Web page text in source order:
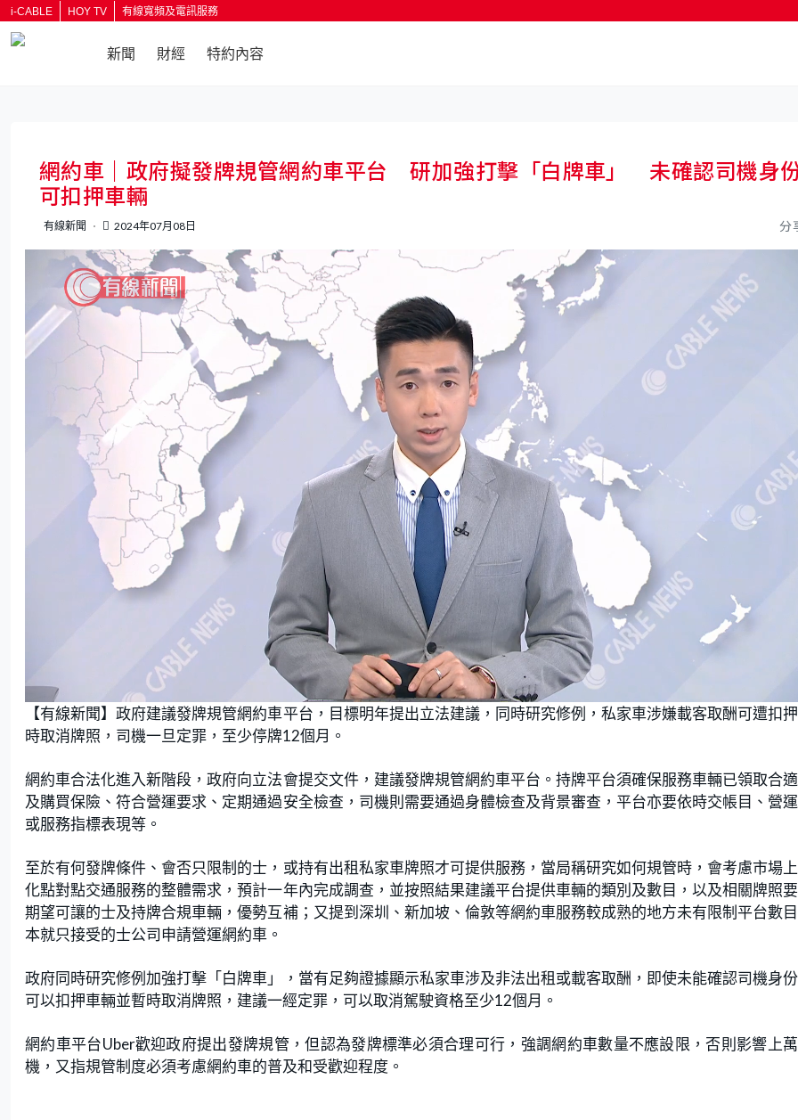
i-CABLE HOY TV 有線寬頻及電訊服務
新聞 財經 特約內容
網約車｜政府擬發牌規管網約車平台 研加強打擊「白牌車」 未確認司機身
可扣押車輛
有線新聞 2024年07月08日 分
n
m
u
t
e
a
d
d
:
.
5
1
%
【有線新聞】政府建議發牌規管網約車平台，目標明年提出立法建議，同時研究修例，私家車涉嫌載客取酬可遭扣
時取消牌照，司機一旦定罪，至少停牌12個月。
網約車合法化進入新階段，政府向立法會提交文件，建議發牌規管網約車平台。持牌平台須確保服務車輛已領取合
及購買保險、符合營運要求、定期通過安全檢查，司機則需要通過身體檢查及背景審查，平台亦要依時交帳目、營
或服務指標表現等。
至於有何發牌條件、會否只限制的士，或持有出租私家車牌照才可提供服務，當局稱研究如何規管時，會考慮市場
化點對點交通服務的整體需求，預計一年內完成調查，並按照結果建議平台提供車輛的類別及數目，以及相關牌照
期望可讓的士及持牌合規車輛，優勢互補；又提到深圳、新加坡、倫敦等網約車服務較成熟的地方未有限制平台數
本就只接受的士公司申請營運網約車。
政府同時研究修例加強打擊「白牌車」，當有足夠證據顯示私家車涉及非法出租或載客取酬，即使未能確認司機身
可以扣押車輛並暫時取消牌照，建議一經定罪，可以取消駕駛資格至少12個月。
網約車平台Uber歡迎政府提出發牌規管，但認為發牌標準必須合理可行，強調網約車數量不應設限，否則影響上
機，又指規管制度必須考慮網約車的普及和受歡迎程度。